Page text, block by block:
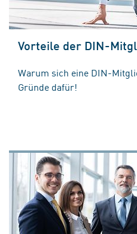
Vorteile der DIN-
Warum sich eine DIN-
Gründe dafür!